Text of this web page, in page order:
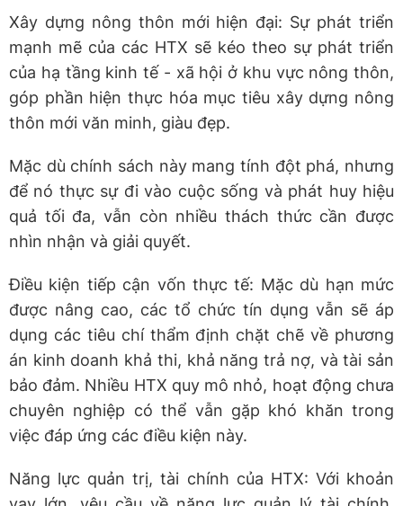
Xây dựng nông thôn mới hiện đại: Sự phát triển
mạnh mẽ của các HTX sẽ kéo theo sự phát triển
của hạ tầng kinh tế - xã hội ở khu vực nông thôn,
góp phần hiện thực hóa mục tiêu xây dựng nông
thôn mới văn minh, giàu đẹp.
Mặc dù chính sách này mang tính đột phá, nhưng
để nó thực sự đi vào cuộc sống và phát huy hiệu
quả tối đa, vẫn còn nhiều thách thức cần được
nhìn nhận và giải quyết.
Điều kiện tiếp cận vốn thực tế: Mặc dù hạn mức
được nâng cao, các tổ chức tín dụng vẫn sẽ áp
dụng các tiêu chí thẩm định chặt chẽ về phương
án kinh doanh khả thi, khả năng trả nợ, và tài sản
bảo đảm. Nhiều HTX quy mô nhỏ, hoạt động chưa
chuyên nghiệp có thể vẫn gặp khó khăn trong
việc đáp ứng các điều kiện này.
Năng lực quản trị, tài chính của HTX: Với khoản